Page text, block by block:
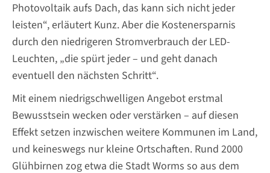
Photovoltaik aufs Dach, das kann sich nicht jeder
leisten“, erläutert Kunz. Aber die Kostenersparnis
durch den niedrigeren Stromverbrauch der LED-
Leuchten, „die spürt jeder – und geht danach
eventuell den nächsten Schritt“.
Mit einem niedrigschwelligen Angebot erstmal
Bewusstsein wecken oder verstärken – auf diesen
Effekt setzen inzwischen weitere Kommunen im Land,
und keineswegs nur kleine Ortschaften. Rund 2000
Glühbirnen zog etwa die Stadt Worms so aus dem